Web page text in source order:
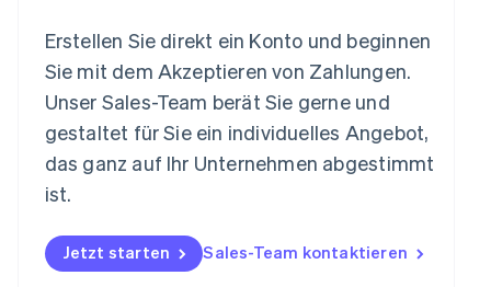
Erstellen Sie direkt ein Konto und beginnen
Sie mit dem Akzeptieren von Zahlungen.
Unser Sales-Team berät Sie gerne und
gestaltet für Sie ein individuelles Angebot,
das ganz auf Ihr Unternehmen abgestimmt
ist.
Jetzt starten Sales-Team kontaktieren
Español English
Neuseeland
English
Niederlande
Norwegen
English
Polen
English
Portugal